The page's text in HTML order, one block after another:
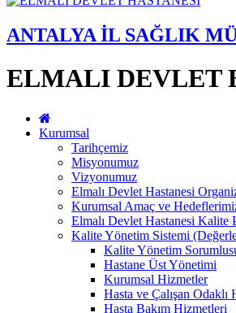
ANTALYA İL SAĞLIK
ELMALI DEVLET
Kurumsal
Tarihçemiz
Misyonumuz
Vizyonumuz
Elmalı Devlet Hastanesi
Kurumsal Amaç ve
Elmalı Devlet Hastanesi Kalite
Kalite Yönetim Sistemi
Kalite Yönetim
Hastane Üst Yönetimi
Kurumsal Hizmetler
Hasta ve Çalışan Odaklı
Hasta Bakım Hizmetleri